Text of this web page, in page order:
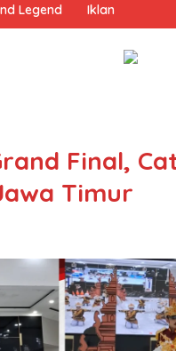
Legend Iklan
Final,
Timur